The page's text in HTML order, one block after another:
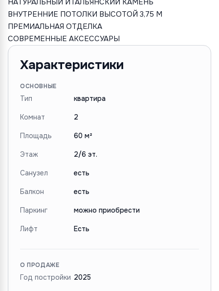
НАТУРАЛЬНЫЙ ИТАЛЬЯНСКИЙ КАМЕНЬ
ВНУТРЕННИЕ ПОТОЛКИ ВЫСОТОЙ 3,75 М
ПРЕМИАЛЬНАЯ ОТДЕЛКА
Характеристики
ОСНОВНЫЕ
Тип квартира
Комнат 2
Площадь 60 м²
Этаж 2/6 эт.
Санузел есть
Балкон есть
Паркинг можно приобрести
Лифт Есть
О ПРОДАЖЕ
Год постройки 2025